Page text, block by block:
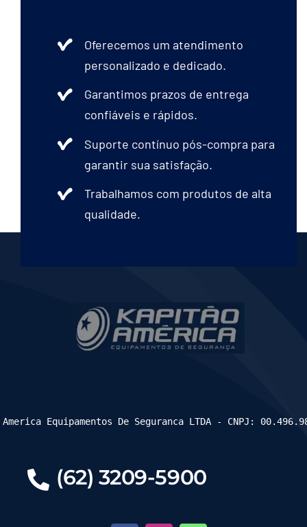
Oferecemos um atendimento
personalizado e dedicado.
Garantimos prazos de entrega
confiáveis e rápidos.
Suporte contínuo pós-compra para
garantir sua satisfação.
Trabalhamos com produtos de alta
qualidade.
(62) 3209-5900
Equipamentos De Seguranca LTDA - CNPJ: